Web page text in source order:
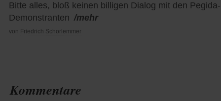
Bitte alles, bloß keinen billigen Dialog mit den Pegida-
Demonstranten /mehr
von Friedrich Schorlemmer
Kommentare